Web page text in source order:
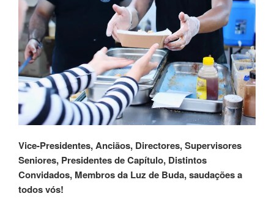
Vice-Presidentes, Anciãos, Directores, Supervisores
Seniores, Presidentes de Capítulo, Distintos
Convidados, Membros da Luz de Buda, saudações a
todos vós!